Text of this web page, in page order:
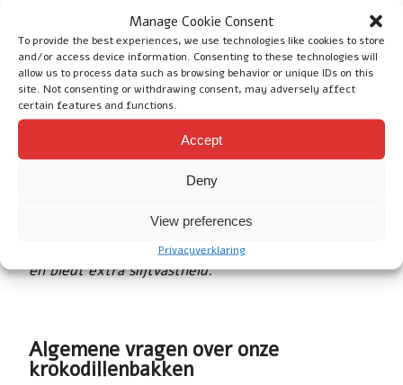
Manage Cookie Consent
To provide the best experiences, we use technologies like cookies to store
and/or access device information. Consenting to these technologies will
allow us to process data such as browsing behavior or unique IDs on this
site. Not consenting or withdrawing consent, may adversely affect
certain features and functions.
Accept
Deny
View preferences
Privacyverklaring
Antwoord:Nee, deze materialen kunnen de klem
beschadigen of verbuigen.
Waarom zitten er gaten in het mes van de
De gaten in het mes zijn bedoeld om
originele mes is van Hardox staal en daarmee van
uitstekende kwaliteit. Een tweede mes is optioneel
en biedt extra slijtvastheid.
Algemene vragen over onze
krokodillenbakken